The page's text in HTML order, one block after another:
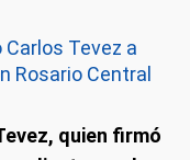
Carlos Tevez a
Rosario Central
quien firmó